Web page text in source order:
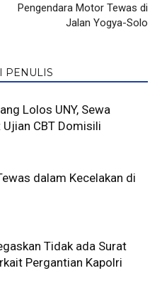
Pengendara Motor Tewas di
Jalan Yogya-Solo
PENULIS
Lolos UNY, Sewa
CBT Domisili
dalam Kecelakan di
Tidak ada Surat
Pergantian Kapolri